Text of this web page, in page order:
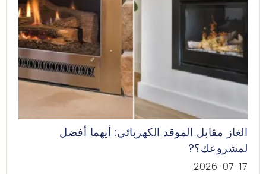
الغاز مقابل الموقد الكهربائي: أيهما أفضل
لمشروعك؟?
2026-07-17